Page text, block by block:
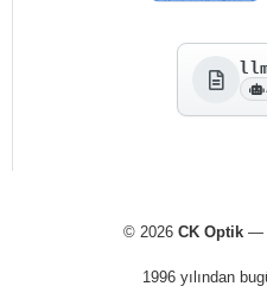
© 2026 CK Optik—
1996 yılından